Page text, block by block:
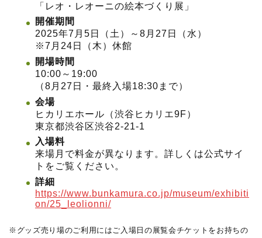
「レオ・レオーニの絵本づくり展」
開催期間
2025年7月5日（土）～8月27日（水）
※7月24日（木）休館
開場時間
10:00～19:00
（8月27日・最終入場18:30まで）
会場
ヒカリエホール（渋谷ヒカリエ9F）
東京都渋谷区渋谷2-21-1
入場料
来場月で料金が異なります。詳しくは公式サイ
トをご覧ください。
詳細
https://www.bunkamura.co.jp/museum/exhibiti
on/25_leolionni/
※グッズ売り場のご利用にはご入場日の展覧会チケットをお持ちの